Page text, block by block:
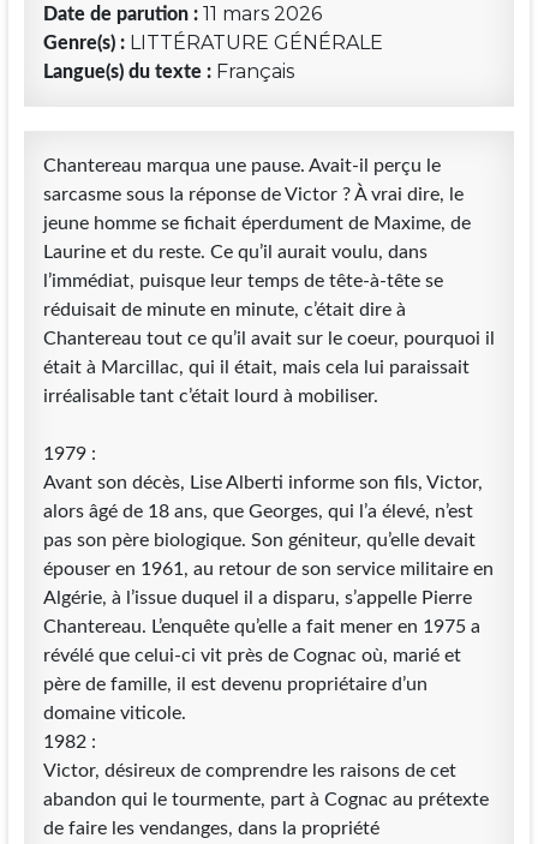
Date de parution : 11 mars 2026
Genre(s) : LITTÉRATURE GÉNÉRALE
Langue(s) du texte : Français
Chantereau marqua une pause. Avait-il perçu le
sarcasme sous la réponse de Victor ? À vrai dire, le
jeune homme se fichait éperdument de Maxime, de
Laurine et du reste. Ce qu’il aurait voulu, dans
l’immédiat, puisque leur temps de tête-à-tête se
réduisait de minute en minute, c’était dire à
Chantereau tout ce qu’il avait sur le coeur, pourquoi il
était à Marcillac, qui il était, mais cela lui paraissait
irréalisable tant c’était lourd à mobiliser.
1979 :
Avant son décès, Lise Alberti informe son fils, Victor,
alors âgé de 18 ans, que Georges, qui l’a élevé, n’est
pas son père biologique. Son géniteur, qu’elle devait
épouser en 1961, au retour de son service militaire en
Algérie, à l’issue duquel il a disparu, s’appelle Pierre
Chantereau. L’enquête qu’elle a fait mener en 1975 a
révélé que celui-ci vit près de Cognac où, marié et
père de famille, il est devenu propriétaire d’un
domaine viticole.
1982 :
Victor, désireux de comprendre les raisons de cet
abandon qui le tourmente, part à Cognac au prétexte
de faire les vendanges, dans la propriété